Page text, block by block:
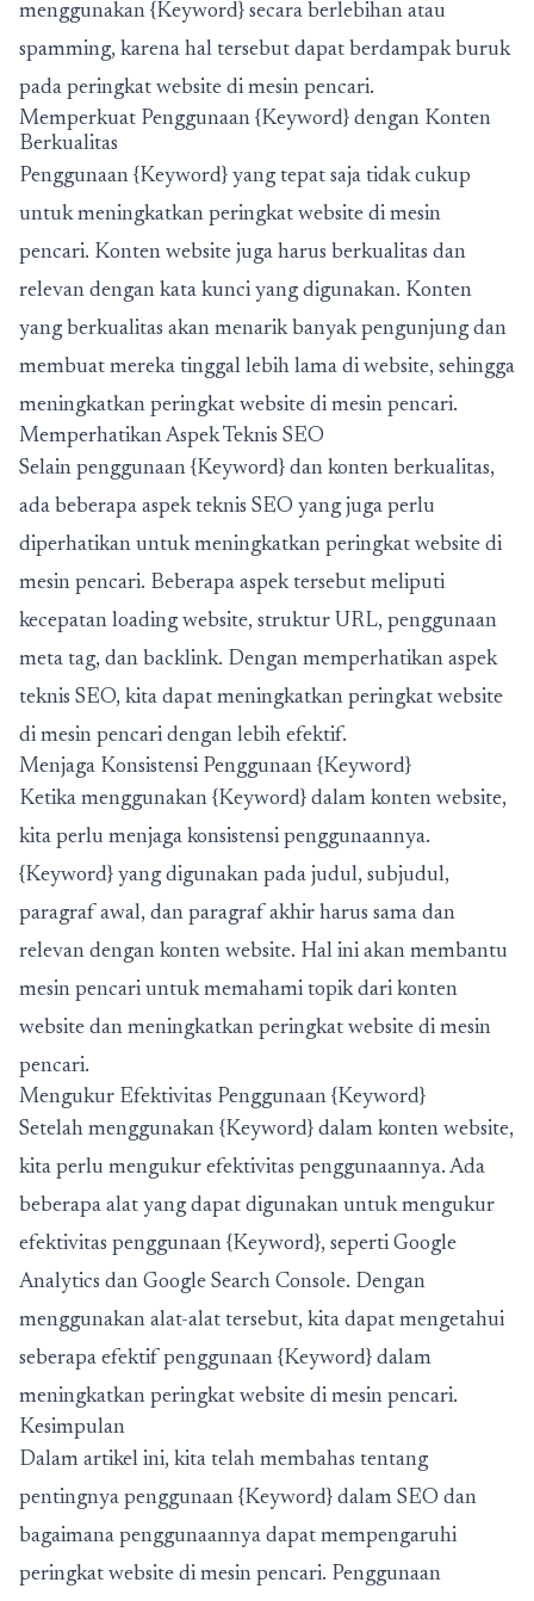
menggunakan {Keyword} secara berlebihan atau
spamming, karena hal tersebut dapat berdampak buruk
pada peringkat website di mesin pencari.
Memperkuat Penggunaan {Keyword} dengan Konten
Berkualitas
Penggunaan {Keyword} yang tepat saja tidak cukup
untuk meningkatkan peringkat website di mesin
pencari. Konten website juga harus berkualitas dan
relevan dengan kata kunci yang digunakan. Konten
yang berkualitas akan menarik banyak pengunjung dan
membuat mereka tinggal lebih lama di website, sehingga
meningkatkan peringkat website di mesin pencari.
Memperhatikan Aspek Teknis SEO
Selain penggunaan {Keyword} dan konten berkualitas,
ada beberapa aspek teknis SEO yang juga perlu
diperhatikan untuk meningkatkan peringkat website di
mesin pencari. Beberapa aspek tersebut meliputi
kecepatan loading website, struktur URL, penggunaan
meta tag, dan backlink. Dengan memperhatikan aspek
teknis SEO, kita dapat meningkatkan peringkat website
di mesin pencari dengan lebih efektif.
Menjaga Konsistensi Penggunaan {Keyword}
Ketika menggunakan {Keyword} dalam konten website,
kita perlu menjaga konsistensi penggunaannya.
{Keyword} yang digunakan pada judul, subjudul,
paragraf awal, dan paragraf akhir harus sama dan
relevan dengan konten website. Hal ini akan membantu
mesin pencari untuk memahami topik dari konten
website dan meningkatkan peringkat website di mesin
pencari.
Mengukur Efektivitas Penggunaan {Keyword}
Setelah menggunakan {Keyword} dalam konten website,
kita perlu mengukur efektivitas penggunaannya. Ada
beberapa alat yang dapat digunakan untuk mengukur
efektivitas penggunaan {Keyword}, seperti Google
Analytics dan Google Search Console. Dengan
menggunakan alat-alat tersebut, kita dapat mengetahui
seberapa efektif penggunaan {Keyword} dalam
meningkatkan peringkat website di mesin pencari.
Kesimpulan
Dalam artikel ini, kita telah membahas tentang
pentingnya penggunaan {Keyword} dalam SEO dan
bagaimana penggunaannya dapat mempengaruhi
peringkat website di mesin pencari. Penggunaan